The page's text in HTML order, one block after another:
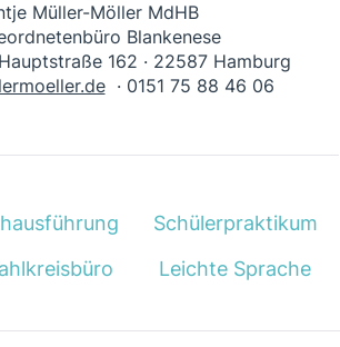
Müller-Möller MdHB
Blankenese
162 · 22587 Hamburg
· 0151 75 88 46 06
Schülerpraktikum
Leichte Sprache